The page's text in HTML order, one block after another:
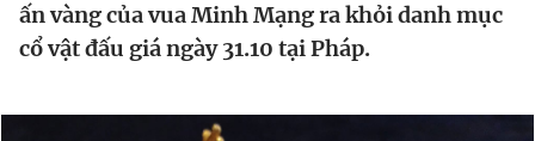
Thông tin tòa soạn Liên hệ quảng cáo
ấn vàng của vua Minh Mạng ra khỏi danh mục
cổ vật đấu giá ngày 31.10 tại Pháp.